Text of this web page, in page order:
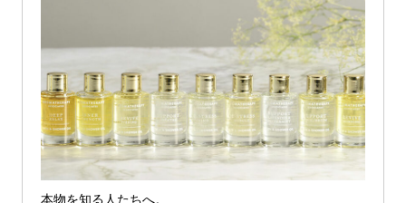
本物を知る人たちへ。